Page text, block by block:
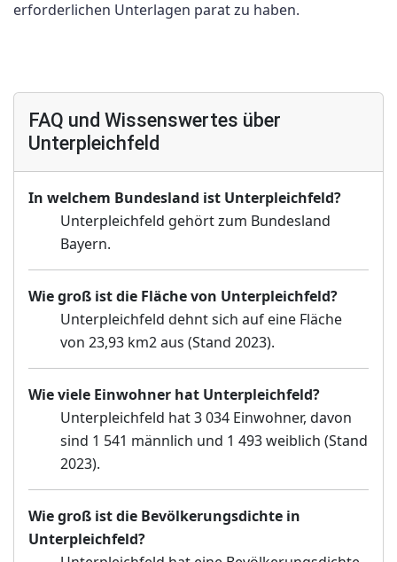
erforderlichen Unterlagen parat zu haben.
FAQ und Wissenswertes über
Unterpleichfeld
In welchem Bundesland ist Unterpleichfeld?
Unterpleichfeld gehört zum Bundesland
Bayern.
Wie groß ist die Fläche von Unterpleichfeld?
Unterpleichfeld dehnt sich auf eine Fläche
von 23,93 km2 aus (Stand 2023).
Wie viele Einwohner hat Unterpleichfeld?
Unterpleichfeld hat 3 034 Einwohner, davon
sind 1 541 männlich und 1 493 weiblich (Stand
2023).
Wie groß ist die Bevölkerungsdichte in
Unterpleichfeld?